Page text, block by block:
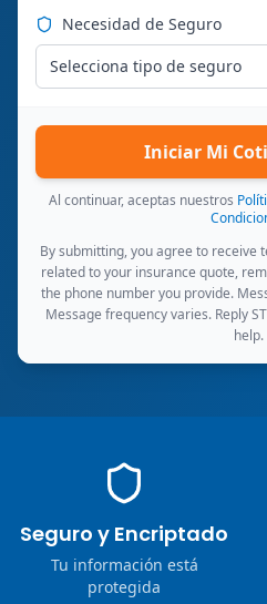
Necesidad de Seguro
Selecciona tipo de seguro
Iniciar Mi
Al continuar, aceptas nuestros
By submitting, you agree to receive
related to your insurance quote,
the phone number you provide.
Message frequency varies. Reply
help.
Seguro y Encriptado
Tu información está
protegida